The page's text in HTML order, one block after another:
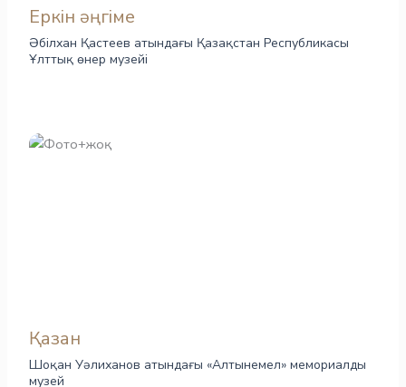
Еркін әңгіме
Әбілхан Қастеев атындағы Қазақстан Республикасы
Ұлттық өнер музейі
Қазан
Шоқан Уәлиханов атындағы «Алтынемел» мемориалды
музей